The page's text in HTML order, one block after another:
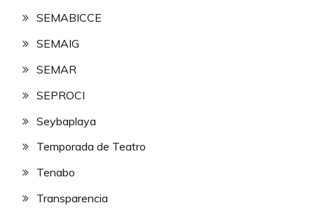
SEMABICCE
SEMAIG
SEMAR
SEPROCI
Seybaplaya
Temporada de Teatro
Tenabo
Transparencia